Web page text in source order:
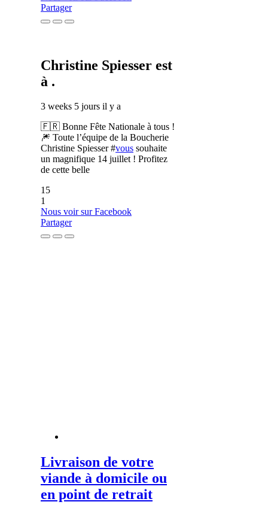
Partager
Christine Spiesser est
à .
3 weeks 5 jours il y a
🇫🇷 Bonne Fête Nationale à tous !
🎆 Toute l’équipe de la Boucherie
Christine Spiesser #vous souhaite
un magnifique 14 juillet ! Profitez
de cette belle
15
1
Nous voir sur Facebook
Partager
Livraison de votre
viande à domicile ou
en point de retrait